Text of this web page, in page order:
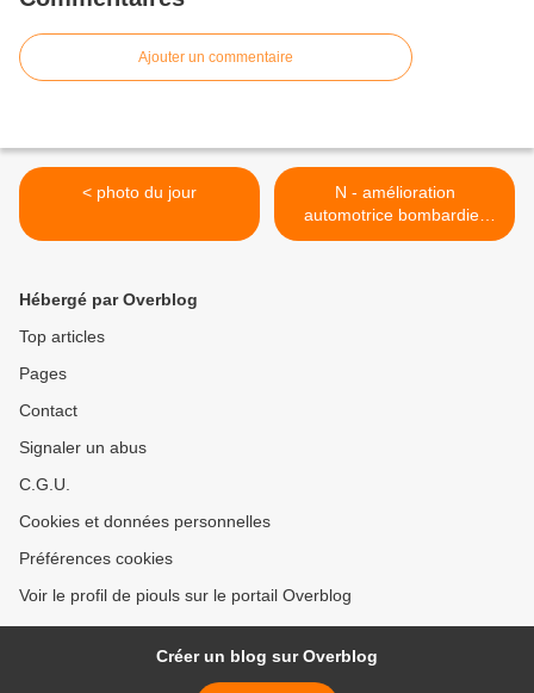
Ajouter un commentaire
< photo du jour
N - amélioration
automotrice bombardier
class 170 graham farish >
Hébergé par Overblog
Top articles
Pages
Contact
Signaler un abus
C.G.U.
Cookies et données personnelles
Préférences cookies
Voir le profil de piouls sur le portail Overblog
Créer un blog sur Overblog